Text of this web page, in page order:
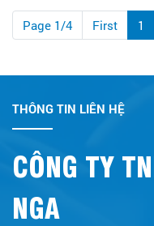
Page 1/4 First 1
THÔNG TIN LIÊN HỆ
CÔNG TY
NGA